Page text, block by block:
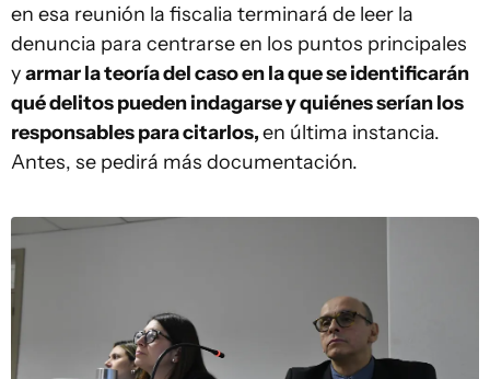
en esa reunión la fiscalia terminará de leer la
denuncia para centrarse en los puntos principales
yarmar la teoría del caso en la que se identificarán
qué delitos pueden indagarse y quiénes serían los
responsables para citarlos,en última instancia.
Antes, se pedirá más documentación.